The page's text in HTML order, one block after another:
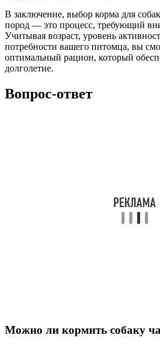
В заключение, выбор корма для
пород — это процесс, требующий
Учитывая возраст, уровень
потребности вашего питомца, вы
оптимальный рацион, который
долголетие.
Вопрос-ответ
Можно ли кормить собаку